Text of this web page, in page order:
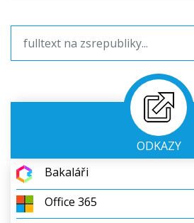
ODKAZY
Bakaláři
Office 365